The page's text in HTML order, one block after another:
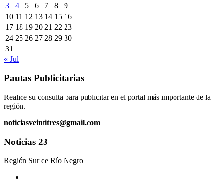
3
4 5 6 7 8
9
10 11 12 13 14 15 16
17 18 19 20 21 22 23
24 25 26 27 28 29 30
31
« Jul
Pautas Publicitarias
Realice su consulta para publicitar en el portal más importante de la
región.
noticiasveintitres@gmail.com
Noticias 23
Región Sur de Río Negro